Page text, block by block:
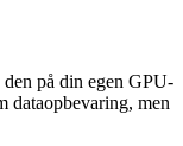
på din egen GPU-
dataopbevaring, men